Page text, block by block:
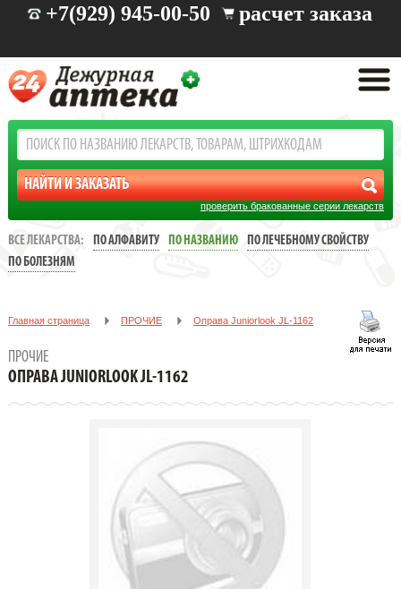
+7(929) 945-00-50 расчет заказа
проверить бракованные серии лекарств
ВСЕ ЛЕКАРСТВА: ПО АЛФАВИТУ ПО НАЗВАНИЮ
ПО ЛЕЧЕБНОМУ СВОЙСТВУ
ПО БОЛЕЗНЯМ
Главная страница ПРОЧИЕ Oправа Juniorlook JL-1162
ПРОЧИЕ
OПРАВА JUNIORLOOK JL-1162